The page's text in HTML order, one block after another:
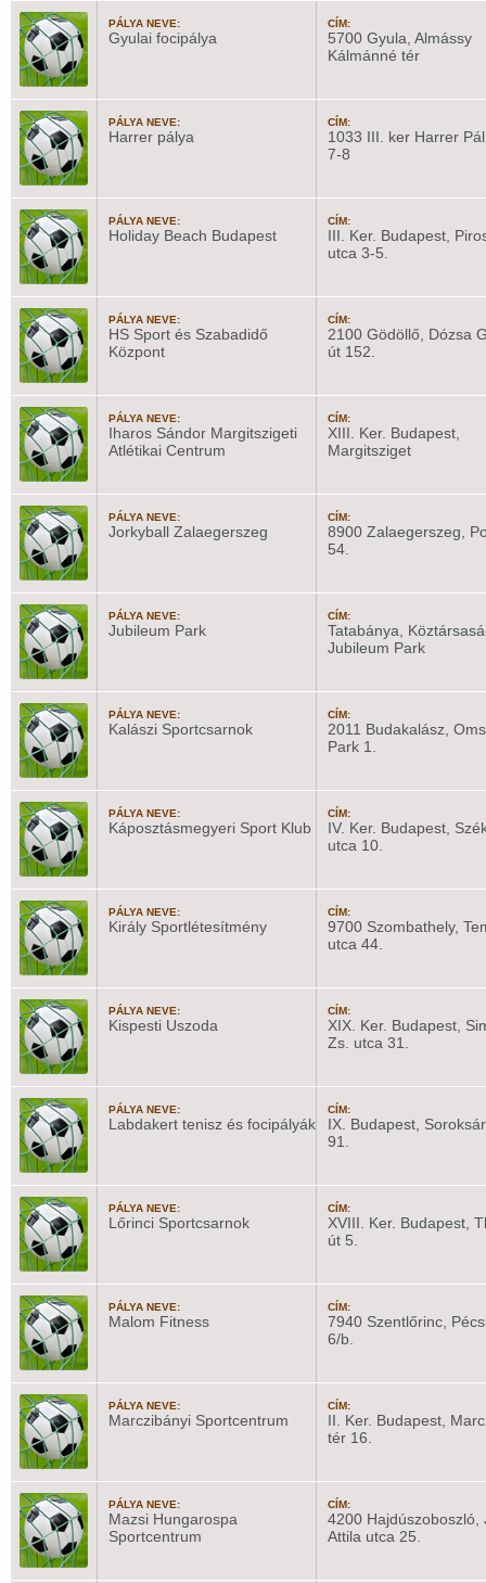
PÁLYA NEVE:
Gyulai focipálya
CÍM:
5700 Gyula, Almássy
Kálmánné tér
PÁLYA NEVE:
Harrer pálya
CÍM:
1033 III. ker Harrer
7-8
PÁLYA NEVE:
Holiday Beach Budapest
CÍM:
III. Ker. Budapest,
utca 3-5.
PÁLYA NEVE:
HS Sport és Szabadidő
Központ
CÍM:
2100 Gödöllő, Dózsa
út 152.
PÁLYA NEVE:
Iharos Sándor Margitszigeti
Atlétikai Centrum
CÍM:
XIII. Ker. Budapest,
Margitsziget
PÁLYA NEVE:
Jorkyball Zalaegerszeg
CÍM:
8900 Zalaegerszeg,
54.
PÁLYA NEVE:
Jubileum Park
CÍM:
Tatabánya,
Jubileum Park
PÁLYA NEVE:
Kalászi Sportcsarnok
CÍM:
2011 Budakalász,
Park 1.
PÁLYA NEVE:
Káposztásmegyeri Sport Klub
CÍM:
IV. Ker. Budapest,
utca 10.
PÁLYA NEVE:
Király Sportlétesítmény
CÍM:
9700 Szombathely,
utca 44.
PÁLYA NEVE:
Kispesti Uszoda
CÍM:
XIX. Ker. Budapest,
Zs. utca 31.
PÁLYA NEVE:
Labdakert tenisz és focipályák
CÍM:
IX. Budapest,
91.
PÁLYA NEVE:
Lőrinci Sportcsarnok
CÍM:
XVIII. Ker. Budapest,
út 5.
PÁLYA NEVE:
Malom Fitness
CÍM:
7940 Szentlőrinc,
6/b.
PÁLYA NEVE:
Marczibányi Sportcentrum
CÍM:
II. Ker. Budapest,
tér 16.
PÁLYA NEVE:
Mazsi Hungarospa
Sportcentrum
CÍM:
4200 Hajdúszoboszló,
Attila utca 25.